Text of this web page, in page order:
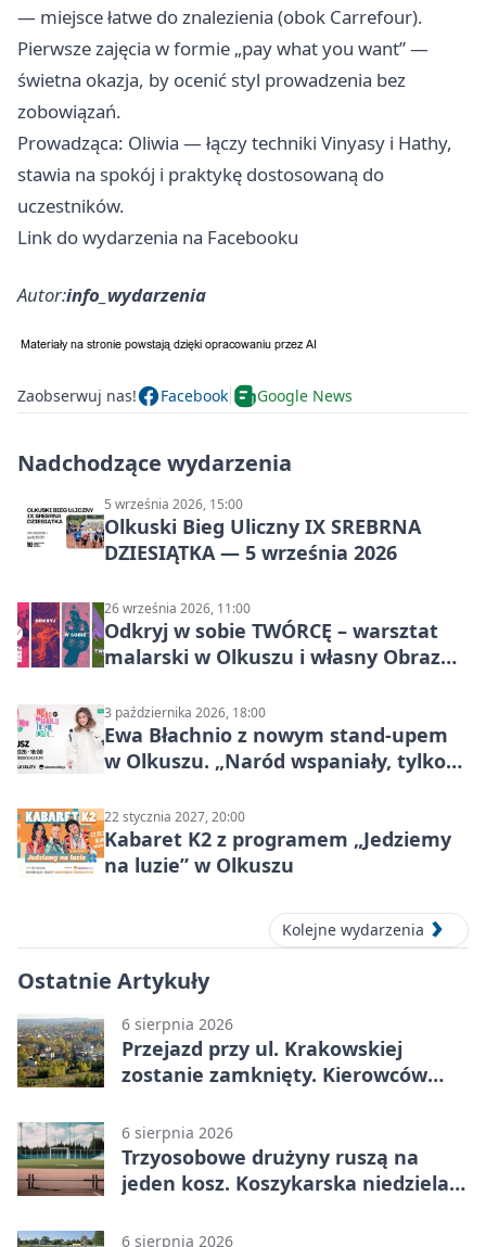
— miejsce łatwe do znalezienia (obok Carrefour).
Pierwsze zajęcia w formie „pay what you want” —
świetna okazja, by ocenić styl prowadzenia bez
zobowiązań.
Prowadząca: Oliwia — łączy techniki Vinyasy i Hathy,
stawia na spokój i praktykę dostosowaną do
uczestników.
Link do wydarzenia na Facebooku
Autor:info_wydarzenia
Zaobserwuj nas! Facebook Google News
Nadchodzące wydarzenia
5 września 2026, 15:00
Olkuski Bieg Uliczny IX SREBRNA
DZIESIĄTKA — 5 września 2026
26 września 2026, 11:00
Odkryj w sobie TWÓRCĘ – warsztat
malarski w Olkuszu i własny Obraz
3 października 2026, 18:00
Ewa Błachnio z nowym stand-upem
w Olkuszu. „Naród wspaniały, tylko
22 stycznia 2027, 20:00
Kabaret K2 z programem „Jedziemy
na luzie” w Olkuszu
Kolejne wydarzenia
Ostatnie Artykuły
6 sierpnia 2026
Przejazd przy ul. Krakowskiej
zostanie zamknięty. Kierowców
6 sierpnia 2026
Trzyosobowe drużyny ruszą na
jeden kosz. Koszykarska niedziela
6 sierpnia 2026